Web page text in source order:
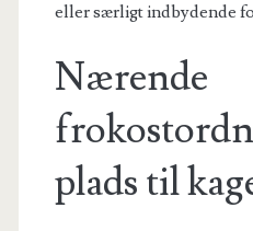
eller særligt indbydende
Nærende
plads til